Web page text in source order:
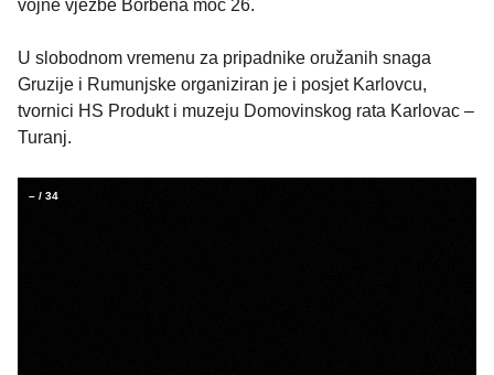
vojne vježbe Borbena moć 26.
U slobodnom vremenu za pripadnike oružanih snaga
Gruzije i Rumunjske organiziran je i posjet Karlovcu,
tvornici HS Produkt i muzeju Domovinskog rata Karlovac –
Turanj.
– / 34